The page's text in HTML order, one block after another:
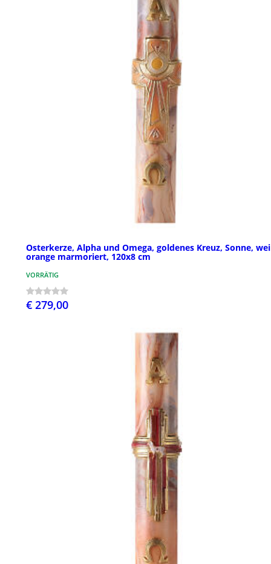
Osterkerze, Alpha und Omega, goldenes Kreuz, Sonne,
orange marmoriert, 120x8 cm
VORRÄTIG
€ 279,00